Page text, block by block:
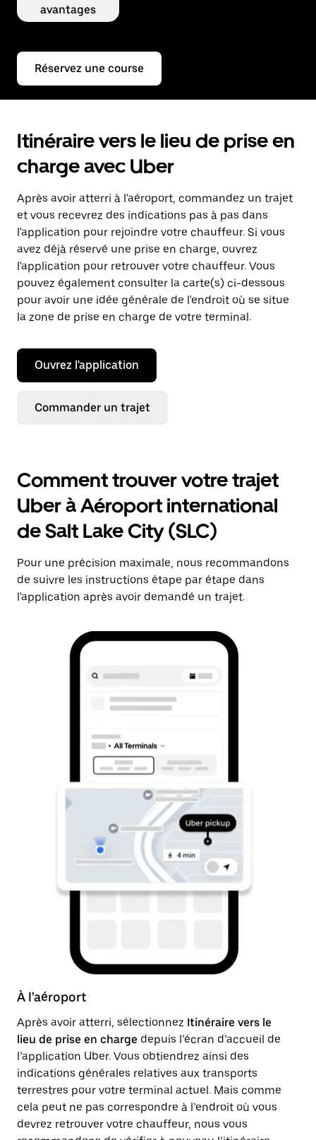
avantages
Réservez une course
Itinéraire vers le lieu de prise en
charge avec Uber
Après avoir atterri à l'aéroport, commandez un trajet
et vous recevrez des indications pas à pas dans
l'application pour rejoindre votre chauffeur. Si vous
avez déjà réservé une prise en charge, ouvrez
l'application pour retrouver votre chauffeur. Vous
pouvez également consulter la carte(s) ci-dessous
pour avoir une idée générale de l'endroit où se situe
la zone de prise en charge de votre terminal.
Ouvrez l'application
Commander un trajet
Comment trouver votre trajet
Uber à Aéroport international
de Salt Lake City (SLC)
Pour une précision maximale, nous recommandons
de suivre les instructions étape par étape dans
l'application après avoir demandé un trajet.
À l'aéroport
Après avoir atterri, sélectionnez Itinéraire vers le
lieu de prise en charge depuis l’écran d’accueil de
l’application Uber. Vous obtiendrez ainsi des
indications générales relatives aux transports
terrestres pour votre terminal actuel. Mais comme
cela peut ne pas correspondre à l’endroit où vous
devrez retrouver votre chauffeur, nous vous